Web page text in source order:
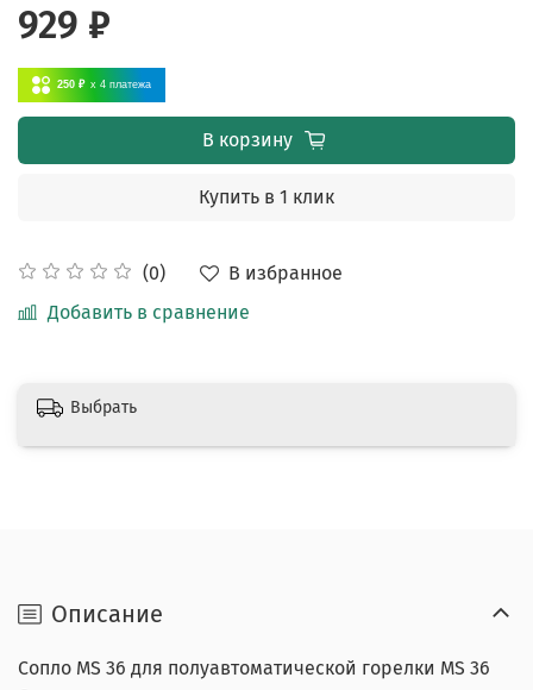
(0)
В избранное
Добавить в сравнение
929 ₽
250 ₽ x 4 платежа
В корзину
Купить в 1 клик
Выбрать
Описание
Сопло MS 36 для полуавтоматической горелки MS 36